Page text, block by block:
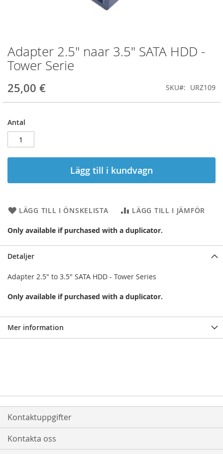
Adapter 2.5" naar 3.5" SATA HDD -
Tower Serie
25,00 € SKU URZ109
Antal
Lägg till i kundvagn
LÄGG TILL I ÖNSKELISTA LÄGG TILL I JÄMFÖR
Only available if purchased with a duplicator.
Hoppa
till
början
bildgalleriet
Detaljer
Adapter 2.5" to 3.5" SATA HDD - Tower Series
Only available if purchased with a duplicator.
Mer information
Kontaktuppgifter
Kontakta oss